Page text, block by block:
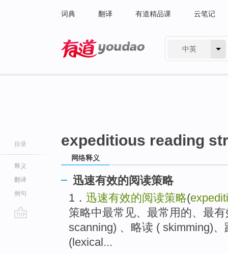
词典 翻译 有道精品课 云笔记
中英
目录
释义
翻译
例句
expeditious reading
网络释义
迅速有效的阅读策略
1． 迅速有效的阅读策略(
策略中最常见、最常用的、最
scanning) 、略读 ( skimming)
(lexical...